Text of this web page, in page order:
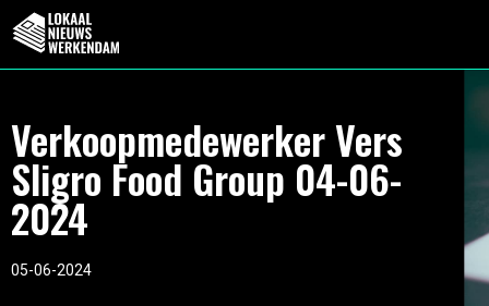
Verkoopmedewerker Vers
Sligro Food Group 04-06-
2024
05-06-2024